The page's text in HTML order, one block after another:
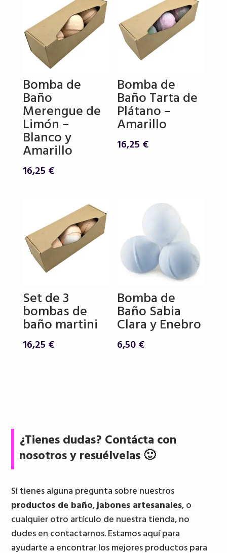
Bomba de
Baño
Merengue de
Limón –
Blanco y
Amarillo
16,25 €
Bomba de
Baño Tarta de
Plátano –
Amarillo
16,25 €
Set de 3
bombas de
baño martini
16,25 €
Bomba de
Baño Sabia
Clara y Enebro
6,50€
¿Tienes dudas? Contácta con
nosotros y resuélvelas 🙂
Si tienes alguna pregunta sobre nuestros
productos de baño,jabones artesanales, o
cualquier otro artículo de nuestra tienda, no
dudes en contactarnos. Estamos aquí para
ayudarte a encontrar los mejores productos para